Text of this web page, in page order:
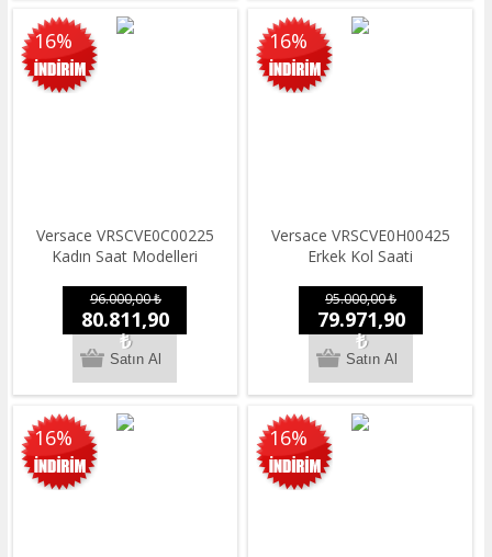
16%
Versace VRSCVE0C00225
Kadın Saat Modelleri
96.000,00 ₺
80.811,90
₺
16%
Versace VRSCVE0H00425
Erkek Kol Saati
95.000,00 ₺
79.971,90
₺
16% 16%